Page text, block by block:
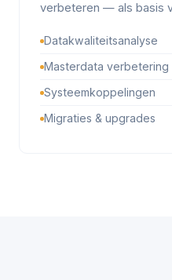
verbeteren — als basis
Datakwaliteitsanalyse
Masterdata verbetering
Systeemkoppelingen
Migraties & upgrades